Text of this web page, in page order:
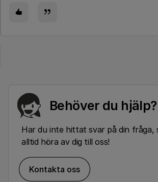
Behöver du hjälp?
Har du inte hittat svar på din fråga,
alltid höra av dig till oss!
Kontakta oss